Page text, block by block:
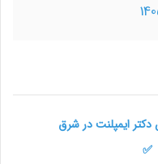
دکتر ایمپلنت در شرق